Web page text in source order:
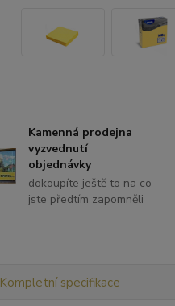
Kamenná prodejna
vyzvednutí
objednávky
dokoupíte ještě to na co
jste předtím zapomněli
Kompletní specifikace